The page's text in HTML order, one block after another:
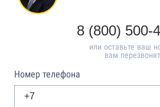
8 (800) 500-
или оставьте ваш
вам перезвонят
Номер телефона